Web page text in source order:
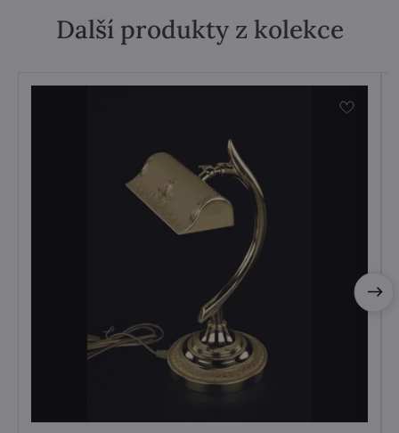
Další produkty z kolekce